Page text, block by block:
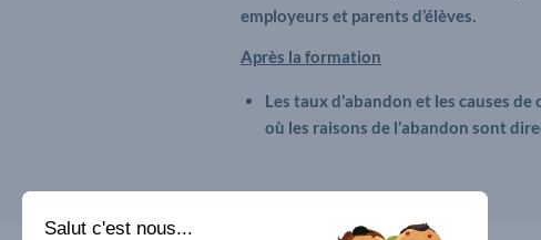
Salut c'est nous...
employeurs et parents d’élèves.
Après la formation
Les taux d’abandon et les causes
où les raisons de l’abandon sont